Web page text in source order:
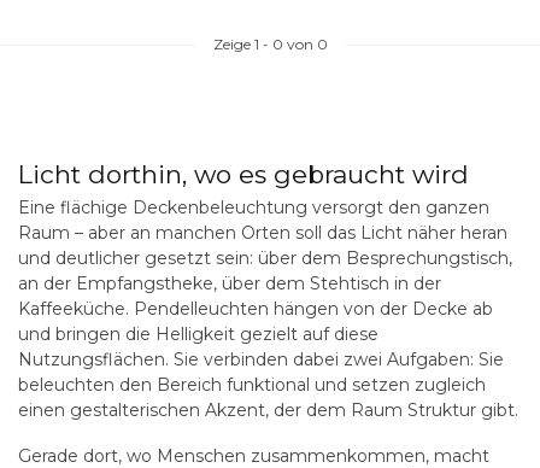
Zeige 1 - 0 von 0
Licht dorthin, wo es gebraucht wird
Eine flächige Deckenbeleuchtung versorgt den ganzen
Raum – aber an manchen Orten soll das Licht näher heran
und deutlicher gesetzt sein: über dem Besprechungstisch,
an der Empfangstheke, über dem Stehtisch in der
Kaffeeküche. Pendelleuchten hängen von der Decke ab
und bringen die Helligkeit gezielt auf diese
Nutzungsflächen. Sie verbinden dabei zwei Aufgaben: Sie
beleuchten den Bereich funktional und setzen zugleich
einen gestalterischen Akzent, der dem Raum Struktur gibt.
Gerade dort, wo Menschen zusammenkommen, macht